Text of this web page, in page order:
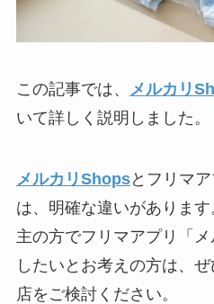
この記事では、 メルカリ
いて詳しく説明しました。
メルカリShopsとフリマ
は、明確な違いがありま
主の方でフリマアプリ「
したいとお考えの方は、
店をご検討ください。